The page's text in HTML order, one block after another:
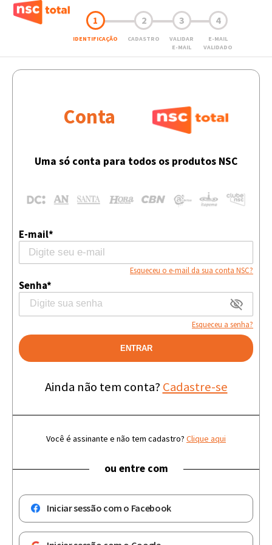
1
IDENTIFICAÇÃO
2
CADASTRO
3
VALIDAR
E-MAIL
4
E-MAIL
VALIDADO
Conta
Uma só conta para todos os produtos NSC
E-mail*
Esqueceu o e-mail da sua conta NSC?
Senha*
Esqueceu a senha?
ENTRAR
Ainda não tem conta? Cadastre-se
Você é assinante e não tem cadastro? Clique aqui
ou entre com
Iniciar sessão com o Facebook